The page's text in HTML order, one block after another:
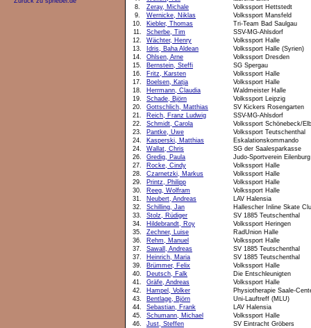
8.
Zeray, Michale
Volkssport Hettstedt
9.
Wernicke, Niklas
Volkssport Mansfeld
10.
Kiebler, Thomas
Tri-Team Bad Saulgau
11.
Scherbe, Tim
SSV-MG-Ahlsdorf
12.
Wächter, Henry
Volkssport Halle
13.
Idris, Baha Aldean
Volkssport Halle (Syrien)
14.
Ohlsen, Arne
Volkssport Dresden
15.
Bernstein, Steffi
SG Spergau
16.
Fritz, Karsten
Volkssport Halle
17.
Boelsen, Katja
Volkssport Halle
18.
Herrmann, Claudia
Waldmeister Halle
19.
Schade, Björn
Volkssport Leipzig
20.
Gottschlich, Matthias
SV Kickers Rosengarten
21.
Reich, Franz Ludwig
SSV-MG-Ahlsdorf
22.
Schmidt, Carola
Volkssport Schönebeck/
23.
Pantke, Uwe
Volkssport Teutschenthal
24.
Kasperski, Matthias
Eskalationskommando
24.
Wallat, Chris
SG der Saalesparkasse
26.
Gredig, Paula
Judo-Sportverein Eilenburg
27.
Rocke, Cindy
Volkssport Halle
28.
Czarnetzki, Markus
Volkssport Halle
29.
Printz, Philipp
Volkssport Halle
30.
Reeg, Wolfram
Volkssport Halle
31.
Neubert, Andreas
LAV Halensia
32.
Schilling, Jan
Hallescher Inline Skate
33.
Stolz, Rüdiger
SV 1885 Teutschenthal
34.
Hildebrandt, Roy
Volkssport Heringen
35.
Zechner, Luise
RadUnion Halle
36.
Rehm, Manuel
Volkssport Halle
37.
Sawall, Andreas
SV 1885 Teutschenthal
37.
Heinrich, Maria
SV 1885 Teutschenthal
39.
Brümmer, Felix
Volkssport Halle
40.
Deutsch, Falk
Die Entschleunigten
41.
Gräfe, Andreas
Volkssport Halle
42.
Hampel, Volker
Physiotherapie Saale-
43.
Bentlage, Björn
Uni-Lauftreff (MLU)
44.
Sebastian, Frank
LAV Halensia
45.
Schumann, Michael
Volkssport Halle
46.
Just, Steffen
SV Eintracht Gröbers